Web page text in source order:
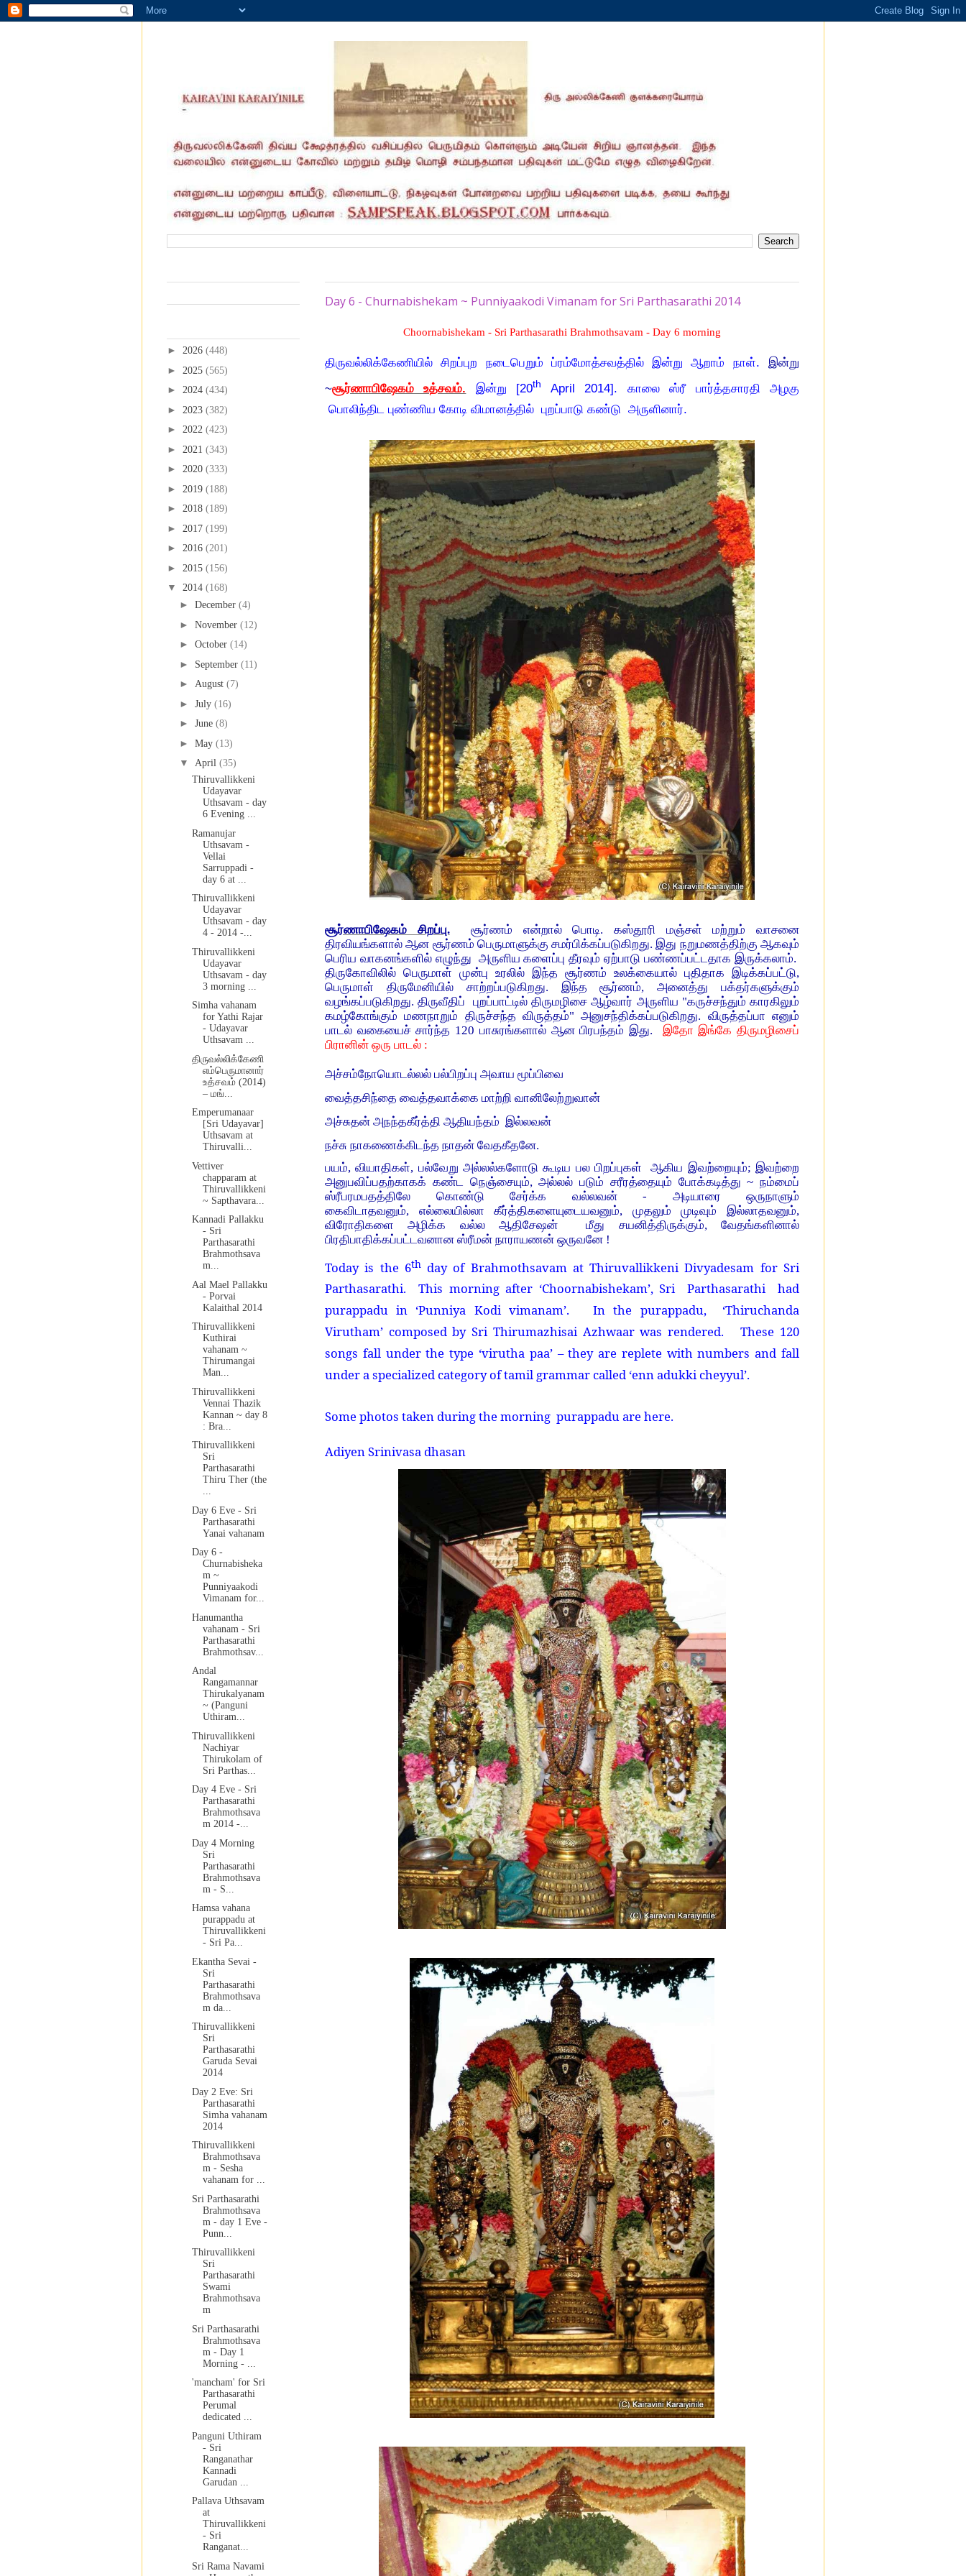
Day 6 - Churnabishekam ~ Punniyaakodi Vimanam for Sri Parthasarathi 2014
Choornabishekam - Sri Parthasarathi Brahmothsavam - Day 6 morning
திருவல்லிக்கேணியில் சிறப்புற நடைபெறும் ப்ரம்மோத்சவத்தில் இன்று ஆறாம் நாள்.இன்று
~சூர்ணாபிஷேகம் உத்சவம். இன்று [20th
April 2014]. காலை ஸ்ரீ பார்த்தசாரதி அழகு
பொலிந்திட புண்ணிய கோடி விமானத்தில் புறப்பாடு கண்டு அருளினார்.
சூர்ணாபிஷேகம் சிறப்பு.சூர்ணம் என்றால் பொடி. கஸ்தூரி மஞ்சள் மற்றும் வாசனை
திரவியங்களால் ஆன சூர்ணம் பெருமாளுக்கு சமர்பிக்கப்படுகிறது. இது நறுமணத்திற்கு ஆகவும்
பெரிய வாகனங்களில் எழுந்து அருளிய களைப்பு தீரவும் ஏற்பாடு பண்ணப்பட்டதாக இருக்கலாம்.
திருகோவிலில் பெருமாள் முன்பு உரலில் இந்த சூர்ணம் உலக்கையால் புதிதாக இடிக்கப்பட்டு,
பெருமாள் திருமேனியில் சாற்றப்படுகிறது. இந்த சூர்ணம், அனைத்து பக்தர்களுக்கும்
வழங்கப்படுகிறது.திருவீதிப் புறப்பாட்டில் திருமழிசை ஆழ்வார் அருளிய "கருச்சந்தும் காரகிலும்
கமழ்கோங்கும் மணநாறும் திருச்சந்த விருத்தம்" அனுசந்திக்கப்படுகிறது. விருத்தப்பா எனும்
பாடல் வகையைச் சார்ந்த 120 பாசுரங்களால் ஆன பிரபந்தம் இது. இதோ இங்கே திருமழிசைப்
பிரானின் ஒரு பாடல் :
அச்சம்நோயொடல்லல் பல்பிறப்பு அவாய மூப்பிவை
வைத்தசிந்தை வைத்தவாக்கை மாற்றி வானிலேற்றுவான்
அச்சுதன் அநந்தகீர்த்தி ஆதியந்தம் இல்லவன்
நச்சு நாகணைக்கிடந்த நாதன் வேதகீதனே.
பயம், வியாதிகள், பல்வேறு அல்லல்களோடு கூடிய பல பிறப்புகள் ஆகிய இவற்றையும்; இவற்றை
அனுபவிப்பதற்காகக் கண்ட நெஞ்சையும், அல்லல் படும் சரீரத்தையும் போக்கடித்து ~ நம்மைப்
ஸ்ரீபரமபதத்திலே கொண்டு சேர்க்க வல்லவன் - அடியாரை ஒருநாளும்
கைவிடாதவனும், எல்லையில்லா கீர்த்திகளையுடையவனும், முதலும் முடிவும் இல்லாதவனும்,
விரோதிகளை அழிக்க வல்ல ஆதிசேஷன் மீது சயனித்திருக்கும், வேதங்களினால்
பிரதிபாதிக்கப்பட்டவனான ஸ்ரீமன் நாராயணன் ஒருவனே !
Today is the 6thday of Brahmothsavam at Thiruvallikkeni Divyadesam for Sri
Parthasarathi. This morning after ‘Choornabishekam’, Sri Parthasarathi had
purappadu in ‘Punniya Kodi vimanam’. In the purappadu, ‘Thiruchanda
Virutham’ composed by Sri Thirumazhisai Azhwaar was rendered. These 120
songs fall under the type ‘virutha paa’ – they are replete with numbers and fall
under a specialized category of tamil grammar called ‘enn adukki cheyyul’.
Some photos taken during the morning purappadu are here.
Adiyen Srinivasa dhasan
► 2026 (448)
► 2025 (565)
► 2024 (434)
► 2023 (382)
► 2022 (423)
► 2021 (343)
► 2020 (333)
► 2019 (188)
► 2018 (189)
► 2017 (199)
► 2016 (201)
► 2015 (156)
▼ 2014 (168)
► December (4)
► November (12)
► October (14)
► September (11)
► August (7)
► July (16)
► June (8)
► May (13)
▼ April (35)
Thiruvallikkeni
Udayavar
Uthsavam - day
6 Evening ...
Ramanujar
Uthsavam -
Vellai
Sarruppadi -
day 6 at ...
Thiruvallikkeni
Udayavar
Uthsavam - day
4 - 2014 -...
Thiruvallikkeni
Udayavar
Uthsavam - day
3 morning ...
Simha vahanam
for Yathi Rajar
- Udayavar
Uthsavam ...
திருவல்லிக்கேணி
எம்பெருமானார்
உத்சவம் (2014)
– மங்...
Emperumanaar
[Sri Udayavar]
Uthsavam at
Thiruvalli...
Vettiver
chapparam at
Thiruvallikkeni
~ Sapthavara...
Kannadi Pallakku
- Sri
Parthasarathi
Brahmothsava
m...
Aal Mael Pallakku
- Porvai
Kalaithal 2014
Thiruvallikkeni
Kuthirai
vahanam ~
Thirumangai
Man...
Thiruvallikkeni
Vennai Thazik
Kannan ~ day 8
: Bra...
Thiruvallikkeni
Sri
Parthasarathi
Thiru Ther (the
...
Day 6 Eve - Sri
Parthasarathi
Yanai vahanam
Day 6 -
Churnabisheka
m ~
Punniyaakodi
Vimanam for...
Hanumantha
vahanam - Sri
Parthasarathi
Brahmothsav...
Andal
Rangamannar
Thirukalyanam
~ (Panguni
Uthiram...
Thiruvallikkeni
Nachiyar
Thirukolam of
Sri Parthas...
Day 4 Eve - Sri
Parthasarathi
Brahmothsava
m 2014 -...
Day 4 Morning
Sri
Parthasarathi
Brahmothsava
m - S...
Hamsa vahana
purappadu at
Thiruvallikkeni
- Sri Pa...
Ekantha Sevai -
Sri
Parthasarathi
Brahmothsava
m da...
Thiruvallikkeni
Sri
Parthasarathi
Garuda Sevai
2014
Day 2 Eve: Sri
Parthasarathi
Simha vahanam
2014
Thiruvallikkeni
Brahmothsava
m - Sesha
vahanam for ...
Sri Parthasarathi
Brahmothsava
m - day 1 Eve -
Punn...
Thiruvallikkeni
Sri
Parthasarathi
Swami
Brahmothsava
m
Sri Parthasarathi
Brahmothsava
m - Day 1
Morning - ...
'mancham' for Sri
Parthasarathi
Perumal
dedicated ...
Panguni Uthiram
- Sri
Ranganathar
Kannadi
Garudan ...
Pallava Uthsavam
at
Thiruvallikkeni
- Sri
Ranganat...
Sri Rama Navami